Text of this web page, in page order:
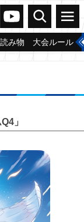
ヴァンガードch
検索 メニュー
読み物 大会ルール
」